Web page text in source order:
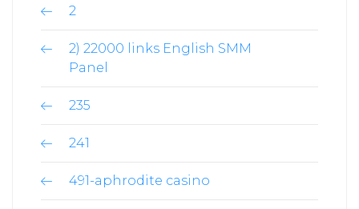
2
2) 22000 links English SMM
Panel
235
241
491-aphrodite casino